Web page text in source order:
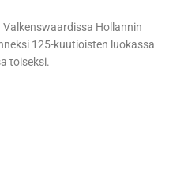
Hollannin
125-kuutioisten luokassa
toiseksi.